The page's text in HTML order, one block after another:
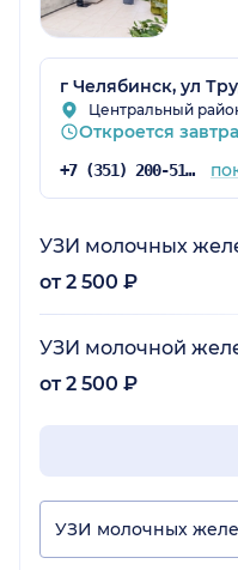
г Челябинск, ул
Центральный
Откроется
+7 (351) 200-51-58
УЗИ молочных
от 2 500 ₽
УЗИ молочной
от 2 500 ₽
УЗИ молочных